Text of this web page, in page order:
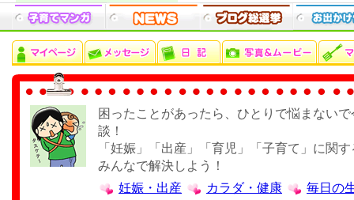
困ったことがあったら、ひとりで悩まない
談！
「妊娠」「出産」「育児」「子育て」に関
みんなで解決しよう！
妊娠・出産
カラダ・健康
毎日の